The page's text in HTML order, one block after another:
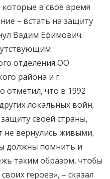
в своё время
– встать на защиту
Вадим Ефимович.
отделения ОО
района и г.
отметил, что в 1992
локальных войн,
своей страны,
не вернулись живыми,
должны помнить и
таким образом, чтобы
героев», – сказал